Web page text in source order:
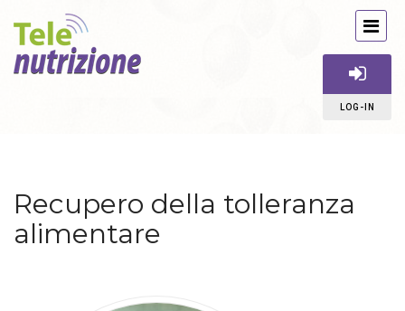
LOG-IN
Recupero della tolleranza
alimentare